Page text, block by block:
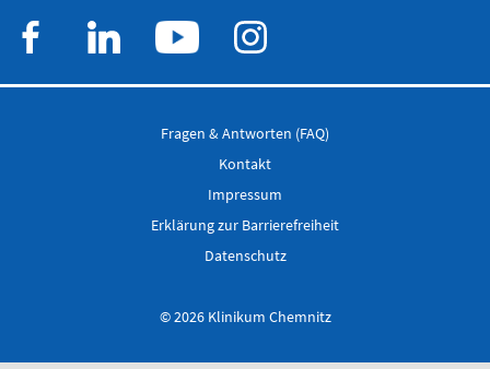
AugenärztlicherBehandlungsbereich
ChirurgischerBehandlungsbereich
Behandlungsbereich
Flemmingstraße 4, Haus B (Zugang über Seiteneingang
bereitschaftspraxen.116117.de
Fragen & Antworten (FAQ)
Kontakt
Impressum
Erklärung zur Barrierefreiheit
Datenschutz
© 2026 Klinikum Chemnitz